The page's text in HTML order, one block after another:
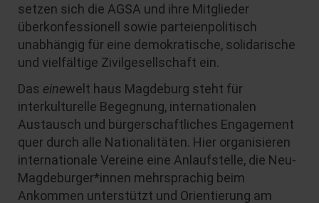
setzen sich die AGSA und ihre Mitglieder
überkonfessionell sowie parteienpolitisch
unabhängig für eine demokratische, solidarische
und vielfältige Zivilgesellschaft ein.
Das einewelt haus Magdeburg steht für
interkulturelle Begegnung, internationalen
Austausch und bürgerschaftliches Engagement
quer durch alle Nationalitäten. Hier organisieren
internationale Vereine eine Anlaufstelle, die Neu-
Magdeburger*innen mehrsprachig beim
Ankommen unterstützt und Orientierung am